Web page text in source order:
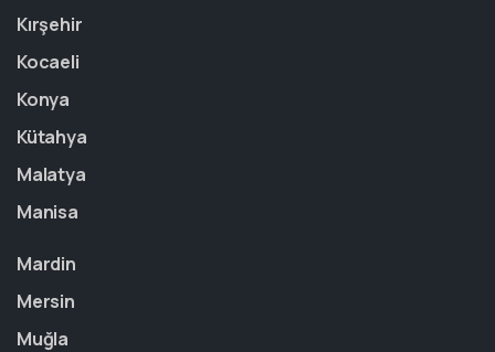
Kırşehir
Kocaeli
Konya
Kütahya
Malatya
Manisa
Mardin
Mersin
Muğla